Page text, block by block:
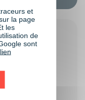
et
la page
les
de
sont
lien